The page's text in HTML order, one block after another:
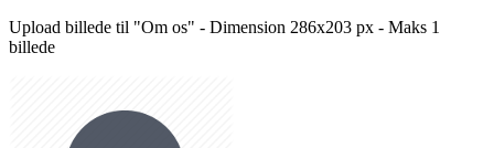
Upload billede til "Om os" - Dimension 286x203 px - Maks 1
billede